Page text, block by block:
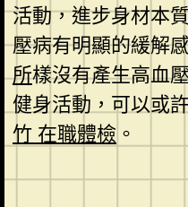
活動，進步身材本
壓病有明顯的緩解
所樣沒有產生高血
健身活動，可以或
竹 在職體檢 。